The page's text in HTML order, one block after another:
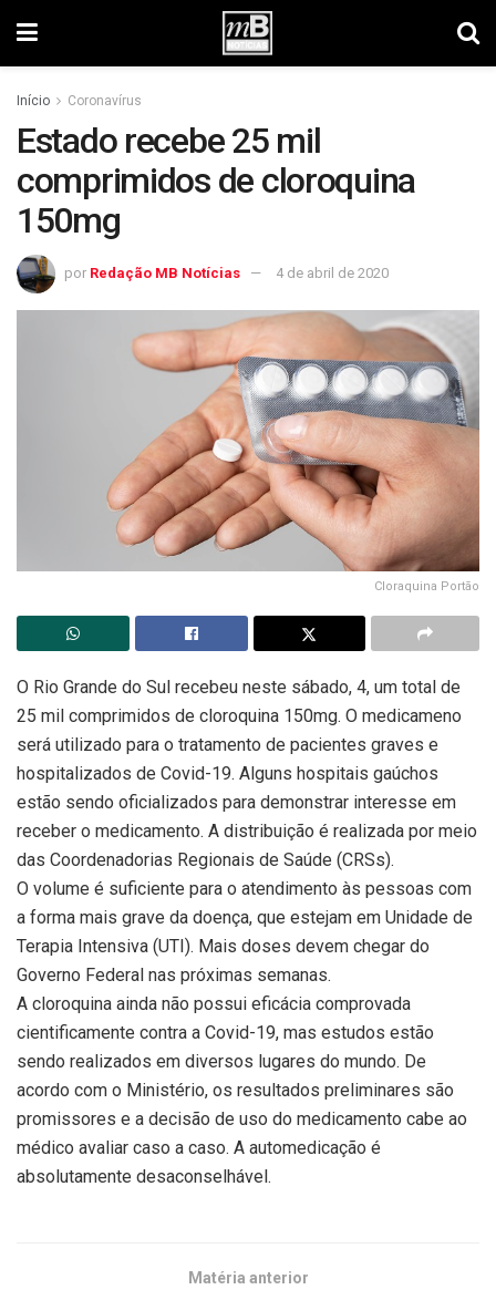
Início Coronavírus
Estado recebe 25 mil
comprimidos de cloroquina
150mg
por Redação MB Notícias 4 de abril de 2020
Cloraquina Portão
O Rio Grande do Sul recebeu neste sábado, 4, um total de
25 mil comprimidos de cloroquina 150mg. O medicameno
será utilizado para o tratamento de pacientes graves e
hospitalizados de Covid-19. Alguns hospitais gaúchos
estão sendo oficializados para demonstrar interesse em
receber o medicamento. A distribuição é realizada por meio
das Coordenadorias Regionais de Saúde (CRSs).
O volume é suficiente para o atendimento às pessoas com
a forma mais grave da doença, que estejam em Unidade de
Terapia Intensiva (UTI). Mais doses devem chegar do
Governo Federal nas próximas semanas.
A cloroquina ainda não possui eficácia comprovada
cientificamente contra a Covid-19, mas estudos estão
sendo realizados em diversos lugares do mundo. De
acordo com o Ministério, os resultados preliminares são
promissores e a decisão de uso do medicamento cabe ao
médico avaliar caso a caso. A automedicação é
absolutamente desaconselhável.
Matéria anterior